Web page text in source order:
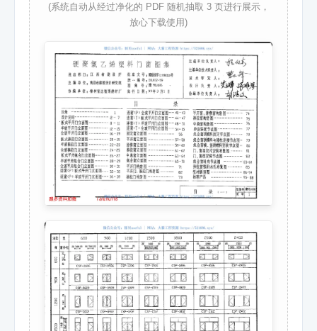
(系统自动从经过净化的 PDF 随机抽取 3 页进行展示，
放心下载使用)